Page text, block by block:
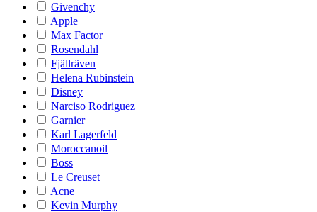
Givenchy
Apple
Max Factor
Rosendahl
Fjällräven
Helena Rubinstein
Disney
Narciso Rodriguez
Garnier
Karl Lagerfeld
Moroccanoil
Boss
Le Creuset
Acne
Kevin Murphy